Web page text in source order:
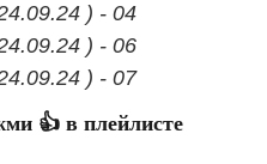
) - 04
) - 06
) - 07
👍 в плейлисте